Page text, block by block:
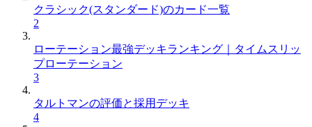
クラシック(スタンダード)のカード一覧
2
ローテーション最強デッキランキング｜タイムスリッ
プローテーション
3
タルトマンの評価と採用デッキ
4